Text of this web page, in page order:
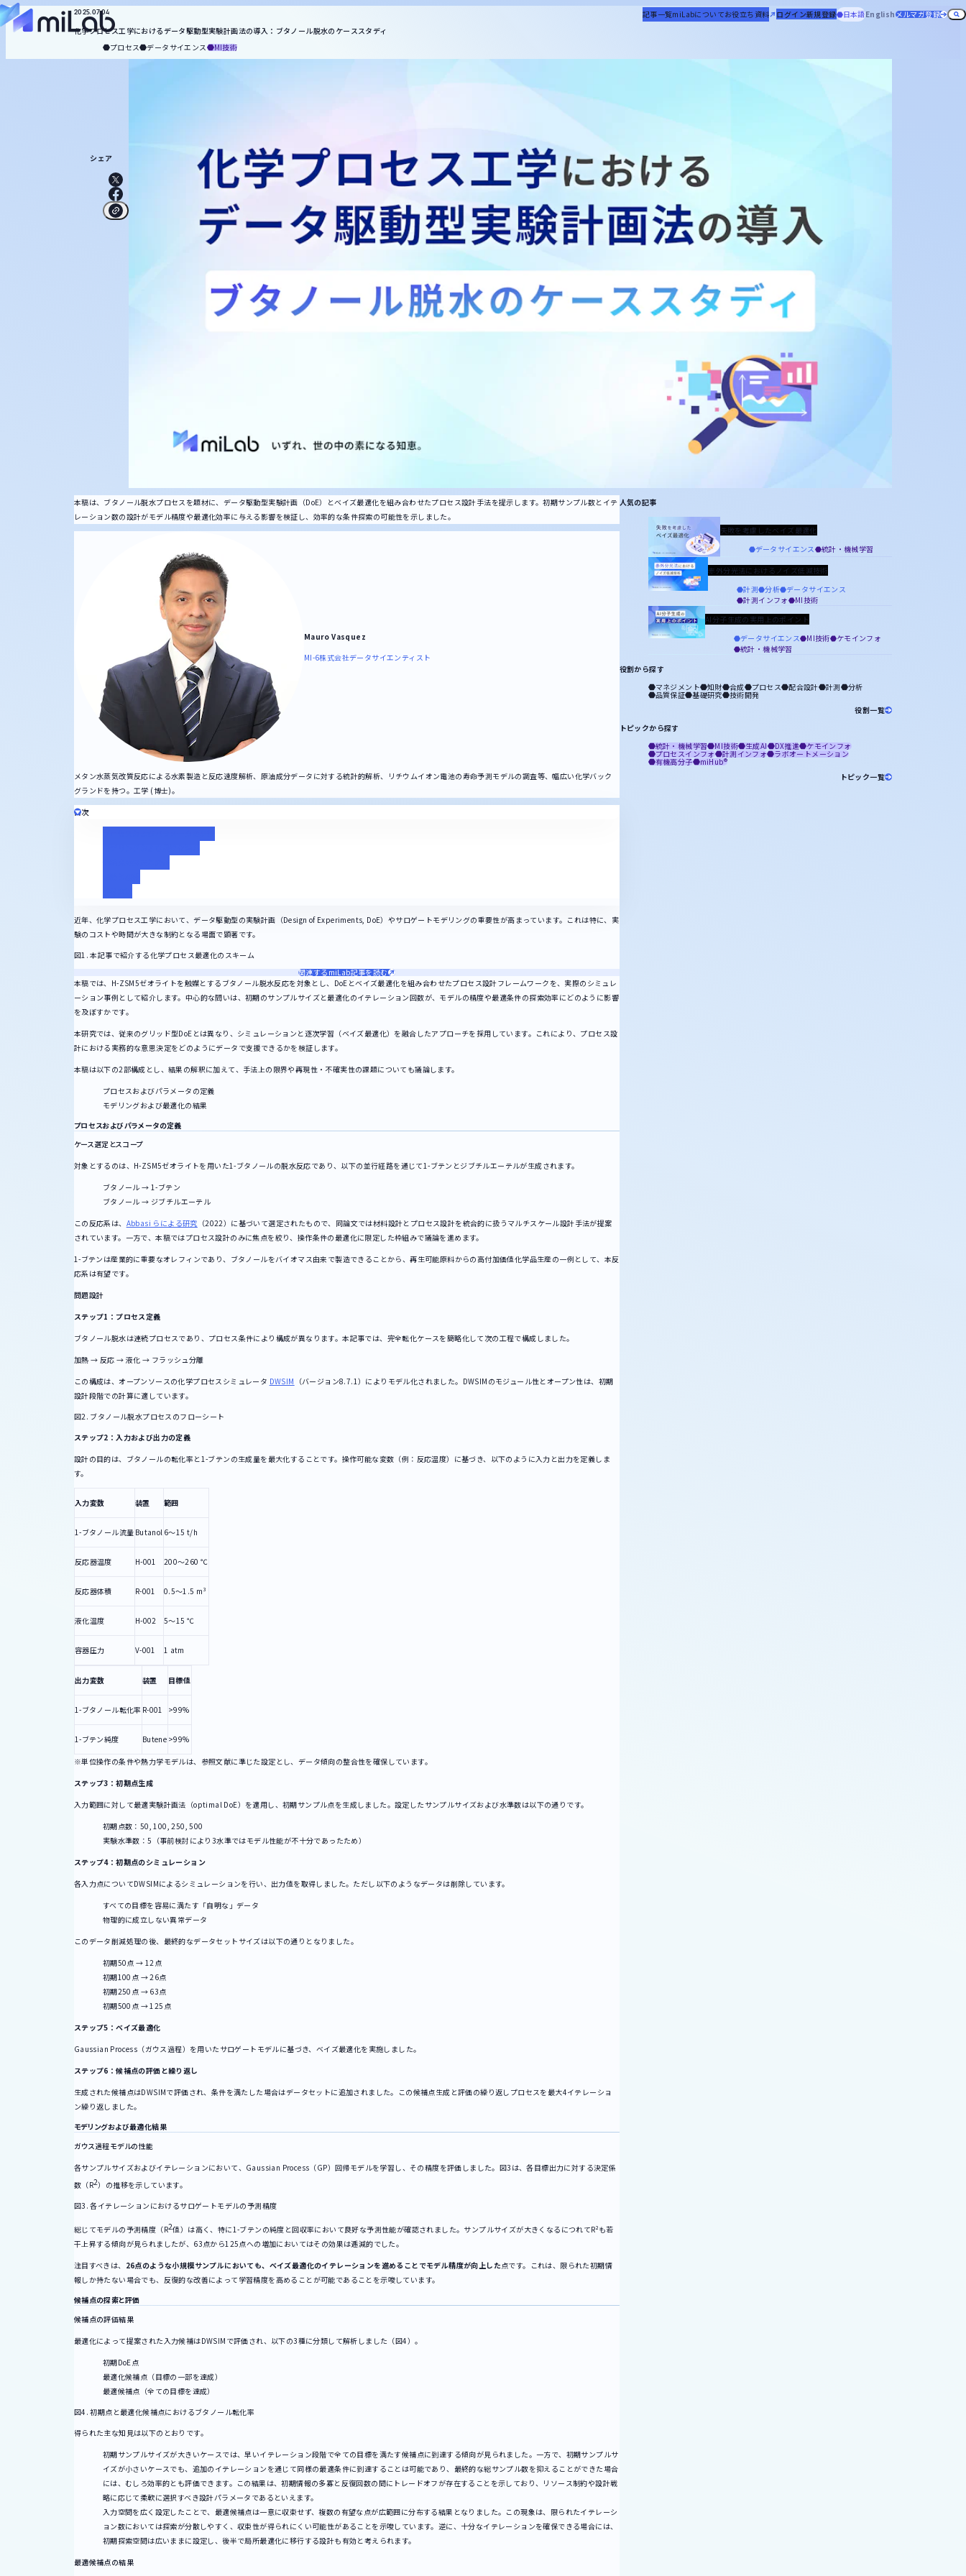
記事一覧miLabについてお役立ち資料 ログイン新規登録 日本語Englishメルマガ登録
2025.07.04
化学プロセス工学におけるデータ駆動型実験計画法の導入：ブタノール脱水のケーススタディ
プロセス
データサイエンス MI技術
シェア
本稿は、ブタノール脱水プロセスを題材に、データ駆動型実験計画（DoE）とベイズ最適化を組み合わせたプロセス設計手法を提示します。初期サンプル数とイテ
レーション数の設計がモデル精度や最適化効率に与える影響を検証し、効率的な条件探索の可能性を示しました。
Mauro Vasquez
MI-6株式会社データサイエンティスト
メタン水蒸気改質反応による水素製造と反応速度解析、原油成分データに対する統計的解析、リチウムイオン電池の寿命予測モデルの調査等、幅広い化学バック
グランドを持つ。工学 (博士)。
目次
近年、化学プロセス工学において、データ駆動型の実験計画（Design of Experiments, DoE）やサロゲートモデリングの重要性が高まっています。これは特に、実
験のコストや時間が大きな制約となる場面で顕著です。
図1. 本記事で紹介する化学プロセス最適化のスキーム
関連するmiLab記事を読む
本稿では、H-ZSM5ゼオライトを触媒とするブタノール脱水反応を対象とし、DoEとベイズ最適化を組み合わせたプロセス設計フレームワークを、実際のシミュレ
ーション事例として紹介します。中心的な問いは、初期のサンプルサイズと最適化のイテレーション回数が、モデルの精度や最適条件の探索効率にどのように影響
を及ぼすかです。
本研究では、従来のグリッド型DoEとは異なり、シミュレーションと逐次学習（ベイズ最適化）を融合したアプローチを採用しています。これにより、プロセス設
計における実務的な意思決定をどのようにデータで支援できるかを検証します。
本稿は以下の2部構成とし、結果の解釈に加えて、手法上の限界や再現性・不確実性の課題についても議論します。
プロセスおよびパラメータの定義
モデリングおよび最適化の結果
プロセスおよびパラメータの定義
ケース選定とスコープ
対象とするのは、H-ZSM5ゼオライトを用いた1-ブタノールの脱水反応であり、以下の並行経路を通じて1-ブテンとジブチルエーテルが生成されます。
ブタノール → 1-ブテン
ブタノール → ジブチルエーテル
この反応系は、 Abbasi らによる研究 （2022）に基づいて選定されたもので、同論文では材料設計とプロセス設計を統合的に扱うマルチスケール設計手法が提案
されています。一方で、本稿ではプロセス設計のみに焦点を絞り、操作条件の最適化に限定した枠組みで議論を進めます。
1-ブテンは産業的に重要なオレフィンであり、ブタノールをバイオマス由来で製造できることから、再生可能原料からの高付加価値化学品生産の一例として、本反
応系は有望です。
問題設計
ステップ1：プロセス定義
ブタノール脱水は連続プロセスであり、プロセス条件により構成が異なります。本記事では、完全転化ケースを簡略化して次の工程で構成しました。
加熱 → 反応 → 液化 → フラッシュ分離
この構成は、オープンソースの化学プロセスシミュレータ DWSIM （バージョン8.7.1）によりモデル化されました。DWSIMのモジュール性とオープン性は、初期
設計段階での計算に適しています。
図2. ブタノール脱水プロセスのフローシート
ステップ2：入力および出力の定義
設計の目的は、ブタノールの転化率と1-ブテンの生成量を最大化することです。操作可能な変数（例：反応温度）に基づき、以下のように入力と出力を定義しま
す。
入力変数 装置 範囲
1-ブタノール流量 Butanol 6～15 t/h
反応器温度 H-001 200～260 ℃
反応器体積 R-001 0.5～1.5 m³
液化温度 H-002 5～15 ℃
容器圧力 V-001 1 atm
出力変数 装置 目標値
1-ブタノール転化率 R-001 >99%
1-ブテン純度 Butene >99%
※単位操作の条件や熱力学モデルは、参照文献に準じた設定とし、データ傾向の整合性を確保しています。
ステップ3：初期点生成
入力範囲に対して最適実験計画法（optimal DoE）を適用し、初期サンプル点を生成しました。設定したサンプルサイズおよび水準数は以下の通りです。
初期点数：50, 100, 250, 500
実験水準数：5（事前検討により3水準ではモデル性能が不十分であったため）
ステップ4：初期点のシミュレーション
各入力点についてDWSIMによるシミュレーションを行い、出力値を取得しました。ただし以下のようなデータは削除しています。
すべての目標を容易に満たす「自明な」データ
物理的に成立しない異常データ
このデータ削減処理の後、最終的なデータセットサイズは以下の通りとなりました。
初期50点 → 12点
初期100点 → 26点
初期250点 → 63点
初期500点 → 125点
ステップ5：ベイズ最適化
Gaussian Process（ガウス過程）を用いたサロゲートモデルに基づき、ベイズ最適化を実施しました。
ステップ6：候補点の評価と繰り返し
生成された候補点はDWSIMで評価され、条件を満たした場合はデータセットに追加されました。この候補点生成と評価の繰り返しプロセスを最大4イテレーショ
ン繰り返しました。
モデリングおよび最適化結果
ガウス過程モデルの性能
各サンプルサイズおよびイテレーションにおいて、Gaussian Process（GP）回帰モデルを学習し、その精度を評価しました。図3は、各目標出力に対する決定係
数（R2）の推移を示しています。
図3. 各イテレーションにおけるサロゲートモデルの予測精度
総じてモデルの予測精度（R2値）は高く、特に1-ブテンの純度と回収率において良好な予測性能が確認されました。サンプルサイズが大きくなるにつれてR²も若
干上昇する傾向が見られましたが、63点から125点への増加においてはその効果は逓減的でした。
注目すべきは、 26点のような小規模サンプルにおいても、ベイズ最適化のイテレーションを進めることでモデル精度が向上した点です。これは、限られた初期情
報しか持たない場合でも、反復的な改善によって学習精度を高めることが可能であることを示唆しています。
候補点の探索と評価
候補点の評価結果
最適化によって提案された入力候補はDWSIMで評価され、以下の3種に分類して解析しました（図4）。
初期DoE点
最適化候補点（目標の一部を達成）
最適候補点（全ての目標を達成）
図4. 初期点と最適化候補点におけるブタノール転化率
得られた主な知見は以下のとおりです。
初期サンプルサイズが大きいケースでは、早いイテレーション段階で全ての目標を満たす候補点に到達する傾向が見られました。一方で、初期サンプルサ
イズが小さいケースでも、追加のイテレーションを通じて同様の最適条件に到達することは可能であり、最終的な総サンプル数を抑えることができた場合
には、むしろ効率的とも評価できます。この結果は、初期情報の多寡と反復回数の間にトレードオフが存在することを示しており、リソース制約や設計戦
略に応じて柔軟に選択すべき設計パラメータであるといえます。
入力空間を広く設定したことで、最適候補点は一意に収束せず、複数の有望な点が広範囲に分布する結果となりました。この現象は、限られたイテレーシ
ョン数においては探索が分散しやすく、収束性が得られにくい可能性があることを示唆しています。逆に、十分なイテレーションを確保できる場合には、
初期探索空間は広いままに設定し、後半で局所最適化に移行する設計も有効と考えられます。
最適候補点の結果
人気の記事
失敗を考慮したベイズ最適化
データサイエンス
統計・機械学習
赤外分光法におけるノイズ低減技術
計測 分析
データサイエンス
計測インフォ
MI技術
AI分子生成の実用上のポイント
データサイエンス
MI技術
ケモインフォ
統計・機械学習
役割から探す
マネジメント
知財 合成 プロセス 配合設計 計測 分析
品質保証 基礎研究
技術開発
役割一覧
トピックから探す
統計・機械学習
MI技術 生成AI DX推進 ケモインフォ
プロセスインフォ 計測インフォ ラボオートメーション
有機高分子
miHub®
トピック一覧
役割から探す
統計・機械学習
miLabについて